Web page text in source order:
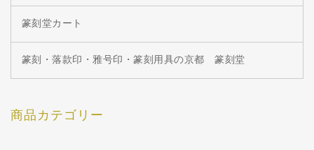
篆刻堂カート
篆刻・落款印・雅号印・篆刻用具の京都 篆刻堂
商品カテゴリー